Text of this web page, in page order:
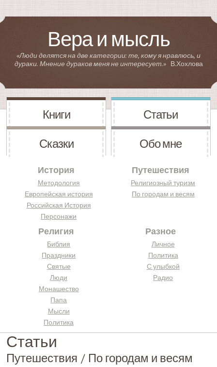
Вера и мысль
«Люди делятся на две категории: те, кому я нравлюсь, и
дураки. Мнение дураков меня не интересует.»
В.Хохлова
Книги Статьи
Сказки Обо мне
История
Методология
Европейская история
Российская История
Персонажи
Путешествия
Религиозный туризм
По городам и весям
Религия
Библия
Праздники
Святые
Люди
Монашество
Папа
Мысли
Политика
Разное
Личное
Политика
С улыбкой
Радио
Статьи
Путешествия / По городам и весям